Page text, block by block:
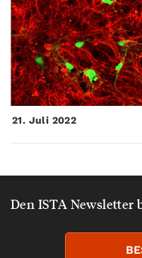
21. Juli 2022
Den ISTA Newsletter